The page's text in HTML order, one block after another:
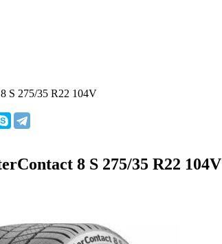
S 275/35 R22 104V
8 S 275/35 R22 104V